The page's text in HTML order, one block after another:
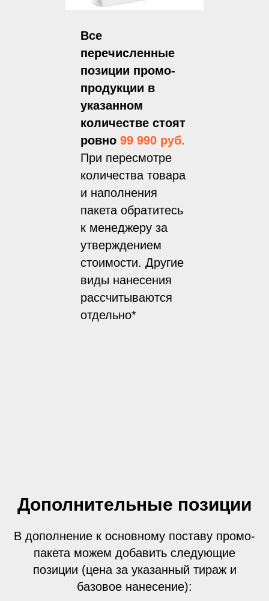
Все
перечисленные
позиции промо-
продукции в
указанном
количестве стоят
ровно 99 990 руб.
При пересмотре
количества товара
и наполнения
пакета обратитесь
к менеджеру за
утверждением
стоимости. Другие
виды нанесения
рассчитываются
отдельно*
Дополнительные позиции
В дополнение к основному поставу промо-
пакета можем добавить следующие
позиции (цена за указанный тираж и
базовое нанесение):